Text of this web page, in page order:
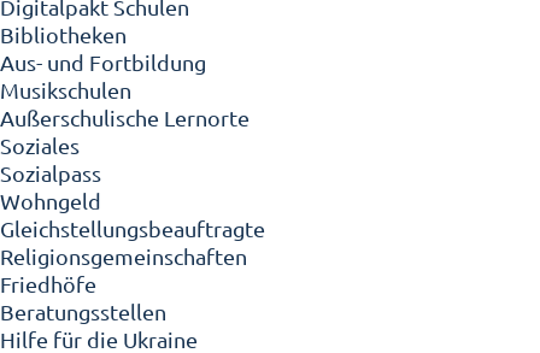
Digitalpakt Schulen
Bibliotheken
Aus- und Fortbildung
Musikschulen
Außerschulische Lernorte
Soziales
Sozialpass
Wohngeld
Gleichstellungsbeauftragte
Religionsgemeinschaften
Friedhöfe
Beratungsstellen
Hilfe für die Ukraine